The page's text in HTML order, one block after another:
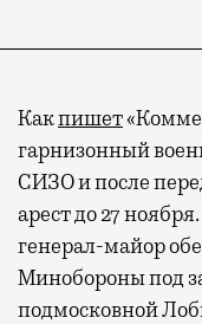
Какпишет
гарнизонный
СИЗО и после
арест до 27
генерал-майор
Минобороны под
подмосковной